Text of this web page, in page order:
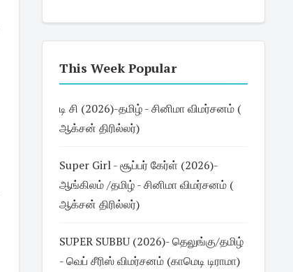
This Week Popular
டி சி (2026)-தமிழ் - சினிமா விமர்சனம் (
ஆக்சன் திரில்லர்)
Super Girl - சூப்பர் கேர்ள் (2026)-
ஆங்கிலம் /தமிழ் - சினிமா விமர்சனம் (
ஆக்சன் திரில்லர்)
SUPER SUBBU (2026)- தெலுங்கு/தமிழ்
- வெப் சீரிஸ் விமர்சனம் (காமெடி டிராமா)